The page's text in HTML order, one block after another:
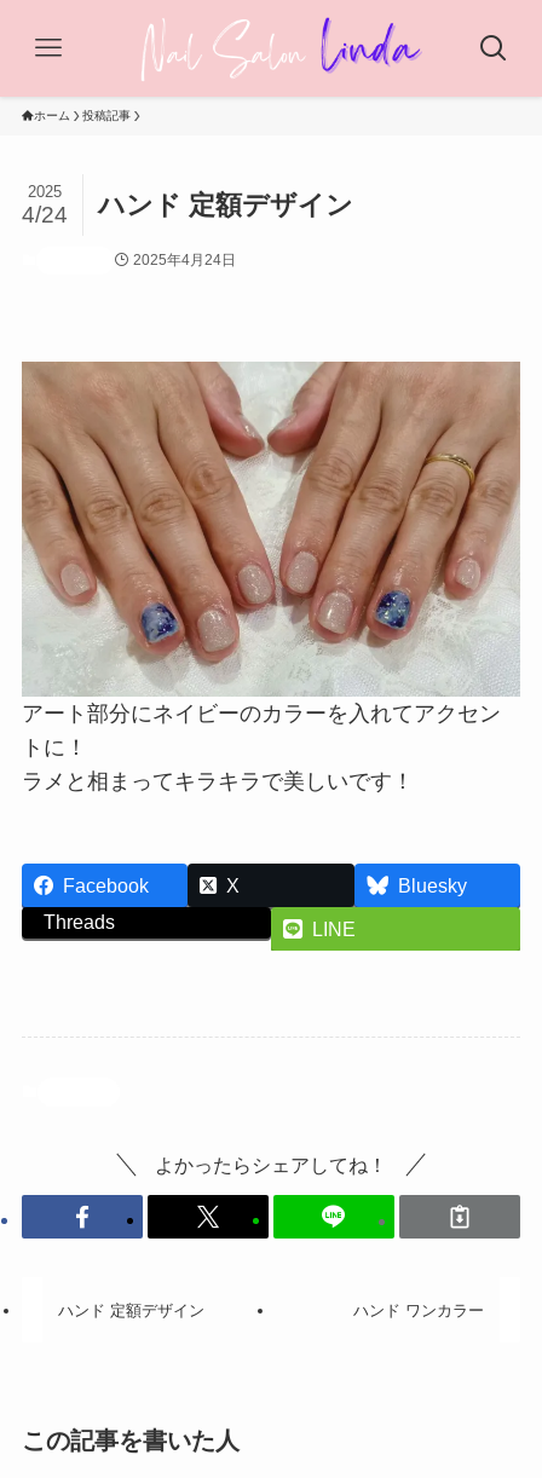
ホーム 投稿記事
ハンド 定額デザイン
2025
4/24
2025年4月24日
アート部分にネイビーのカラーを入れてアクセン
トに！
ラメと相まってキラキラで美しいです！
Facebook X
Bluesky
Threads
LINE
よかったらシェアしてね！
ハンド 定額デザイン ハンド ワンカラー
この記事を書いた人